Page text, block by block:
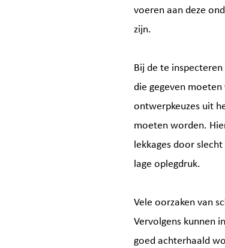
voeren aan deze
zijn.
Bij de te
die gegeven
ontwerpkeuzes uit
moeten worden.
lekkages door
lage oplegdruk.
Vele oorzaken van
Vervolgens kunnen
goed achterhaald